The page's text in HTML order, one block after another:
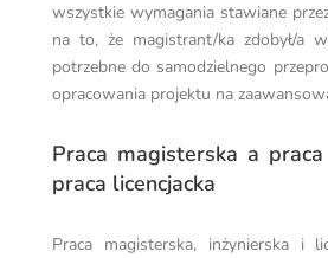
wszystkie wymagania stawiane
na to, że magistrant/ka zdobył/a
potrzebne do samodzielnego
opracowania projektu na
Praca magisterska a
praca licencjacka
Praca magisterska, inżynierska i